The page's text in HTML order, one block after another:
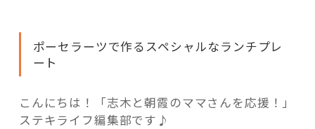
これからの暮らし 住み替え相談
ポーセラーツで作るスペシャルなランチプレ
ート
こんにちは！「志木と朝霞のママさんを応援！」
ステキライフ編集部です♪